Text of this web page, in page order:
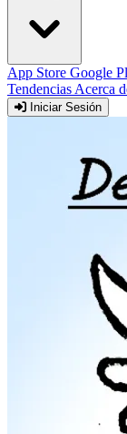
App Store Google
Tendencias Acerca
Iniciar Sesión